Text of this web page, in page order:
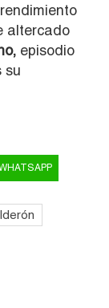
altercado
episodio
su